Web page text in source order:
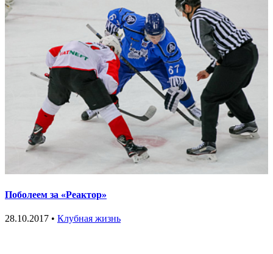
Поболеем за «Реактор»
28.10.2017 • Клубная жизнь